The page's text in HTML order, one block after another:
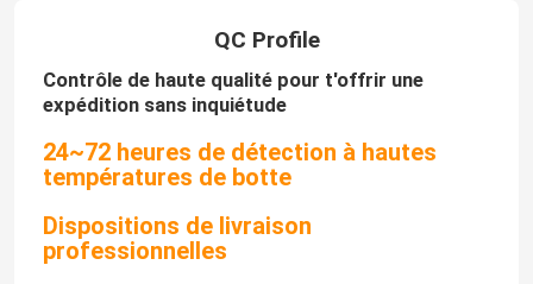
QC Profile
Contrôle de haute qualité pour t'offrir une
expédition sans inquiétude
24~72 heures de détection à hautes
températures de botte
Dispositions de livraison
professionnelles